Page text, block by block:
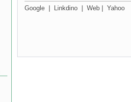
Google
Linkdino Web Yahoo